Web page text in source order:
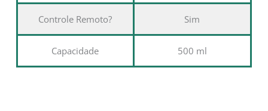
Controle Remoto? Sim
Capacidade 500 ml